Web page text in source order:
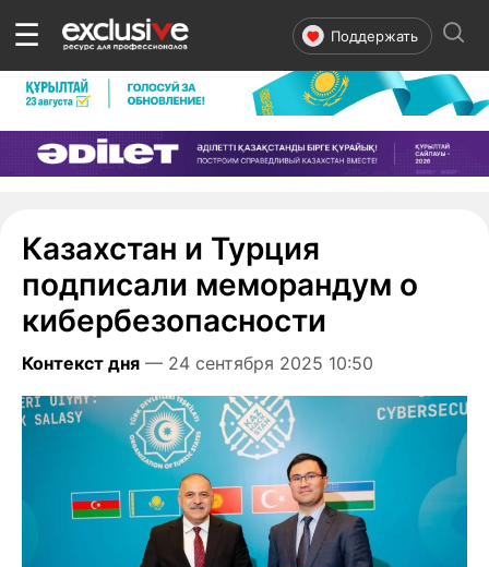
☰ Поддержать
Казахстан и Турция
подписали меморандум о
кибербезопасности
Контекст дня — 24 сентября 2025 10:50